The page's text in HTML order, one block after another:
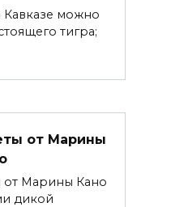
Кавказе можно
тигра;
от Марины
от Марины Кано
дикой